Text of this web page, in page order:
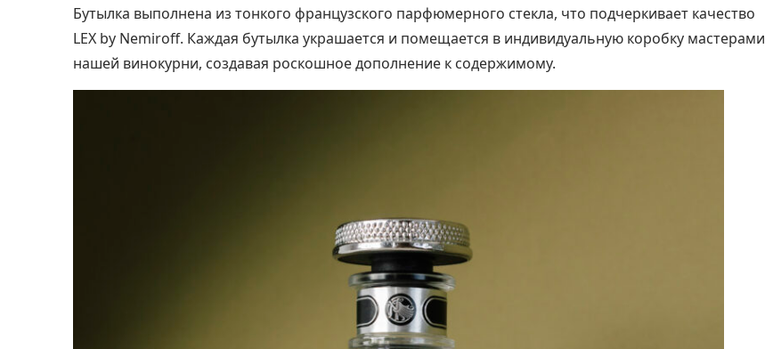
Бутылка выполнена из тонкого французского парфюмерного стекла, что подчеркивает качество
LEX by Nemiroff. Каждая бутылка украшается и помещается в индивидуальную коробку мастерами
нашей винокурни, создавая роскошное дополнение к содержимому.